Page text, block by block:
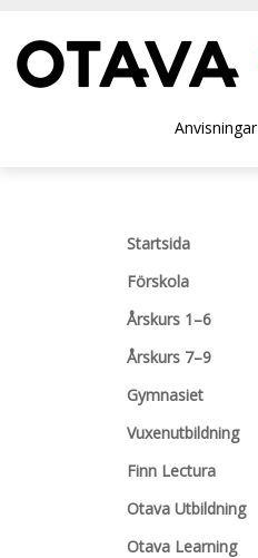
Anvisningar
Startsida
Förskola
Årskurs 1–6
Årskurs 7–9
Gymnasiet
Vuxenutbildning
Finn Lectura
Otava Utbildning
Otava Learning